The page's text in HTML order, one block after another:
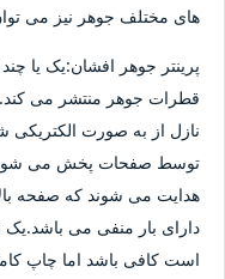
های مختلف جوهر نیز می
پرینتر جوهر افشان:یک یا
قطرات جوهر منتشر می
نازل از به صورت
توسط صفحات پخش می شوند
هدایت می شوند که صفحه
دارای بار منفی می
است کافی باشد اما چاپ